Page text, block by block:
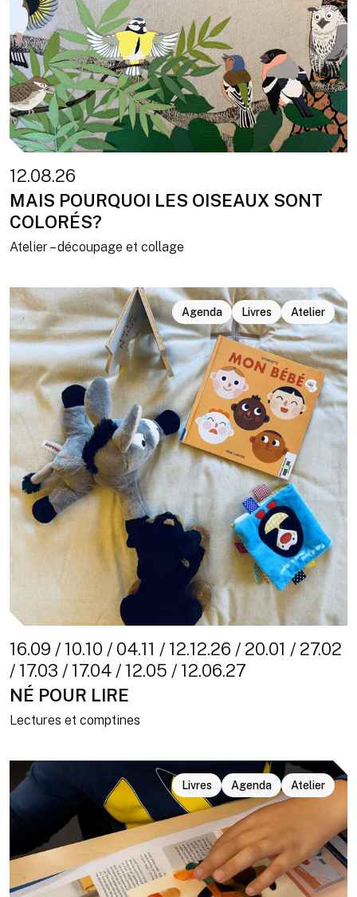
12.08.26
MAIS POURQUOI LES OISEAUX SONT
COLORÉS?
Atelier – découpage et collage
Agenda Livres Atelier
16.09 / 10.10 / 04.11 / 12.12.26 / 20.01 / 27.02
/ 17.03 / 17.04 / 12.05 / 12.06.27
NÉ POUR LIRE
Lectures et comptines
Livres Agenda Atelier